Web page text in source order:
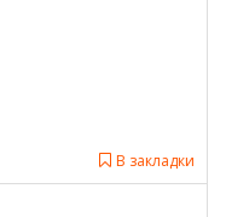
В закладки